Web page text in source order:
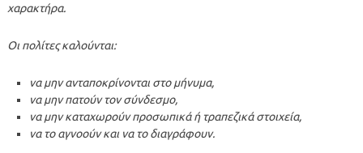
χαρακτήρα.
Οι πολίτες καλούνται:
να μην ανταποκρίνονται στο μήνυμα,
να μην πατούν τον σύνδεσμο,
να μην καταχωρούν προσωπικά ή τραπεζικά στοιχεία,
να το αγνοούν και να το διαγράφουν.